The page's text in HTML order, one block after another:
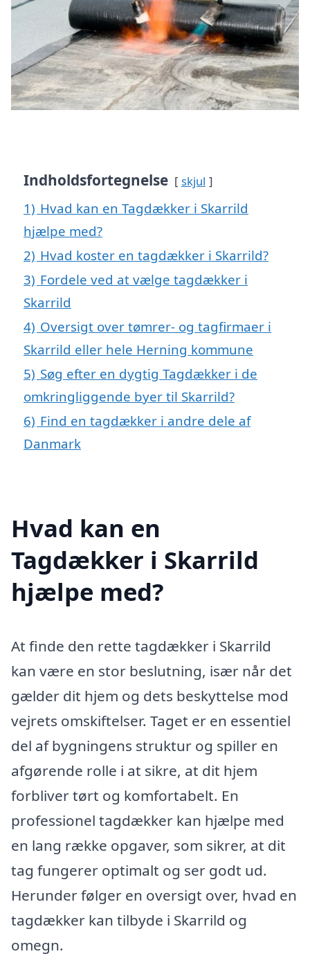
Indholdsfortegnelse skjul
1) Hvad kan en Tagdækker i Skarrild
hjælpe med?
2) Hvad koster en tagdækker i Skarrild?
3) Fordele ved at vælge tagdækker i
Skarrild
4) Oversigt over tømrer- og tagfirmaer i
Skarrild eller hele Herning kommune
5) Søg efter en dygtig Tagdækker i de
omkringliggende byer til Skarrild?
6) Find en tagdækker i andre dele af
Danmark
Hvad kan en
Tagdækker i Skarrild
hjælpe med?
At finde den rette tagdækker i Skarrild
kan være en stor beslutning, især når det
gælder dit hjem og dets beskyttelse mod
vejrets omskiftelser. Taget er en essentiel
del af bygningens struktur og spiller en
afgørende rolle i at sikre, at dit hjem
forbliver tørt og komfortabelt. En
professionel tagdækker kan hjælpe med
en lang række opgaver, som sikrer, at dit
tag fungerer optimalt og ser godt ud.
Herunder følger en oversigt over, hvad en
tagdækker kan tilbyde i Skarrild og
omegn.